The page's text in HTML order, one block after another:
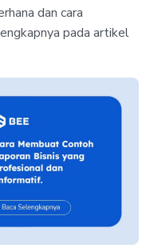
dan cara
pada artikel